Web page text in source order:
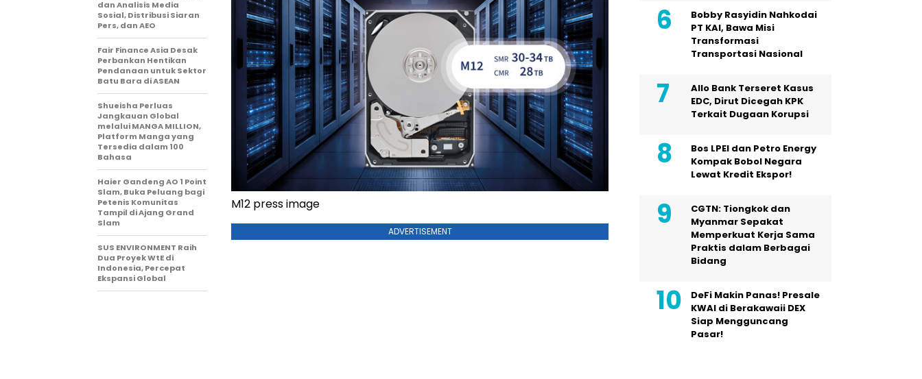
M12 press image
ADVERTISEMENT
dan Analisis Media
Sosial, Distribusi Siaran
Pers, dan AEO
Fair Finance Asia Desak
Perbankan Hentikan
Pendanaan untuk Sektor
Batu Bara di ASEAN
Shueisha Perluas
Jangkauan Global
melalui MANGA MILLION,
Platform Manga yang
Tersedia dalam 100
Bahasa
Haier Gandeng AO 1 Point
Slam, Buka Peluang bagi
Petenis Komunitas
Tampil di Ajang Grand
Slam
SUS ENVIRONMENT Raih
Dua Proyek WtE di
Indonesia, Percepat
Ekspansi Global
Bobby Rasyidin Nahkodai
PT KAI, Bawa Misi
Transformasi
Transportasi Nasional
Allo Bank Terseret Kasus
EDC, Dirut Dicegah KPK
Terkait Dugaan Korupsi
Bos LPEI dan Petro Energy
Kompak Bobol Negara
Lewat Kredit Ekspor!
CGTN: Tiongkok dan
Myanmar Sepakat
Memperkuat Kerja Sama
Praktis dalam Berbagai
Bidang
DeFi Makin Panas! Presale
KWAI di Berakawaii DEX
Siap Mengguncang
Pasar!